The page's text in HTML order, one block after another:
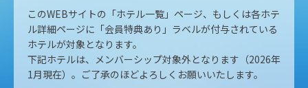
このWEBサイトの「ホテル一覧」ページ、もしくは各ホテ
ル詳細ページに「会員特典あり」ラベルが付与されている
ホテルが対象となります。
下記ホテルは、メンバーシップ対象外となります（2026年
1月現在）。ご了承のほどよろしくお願いいたします。